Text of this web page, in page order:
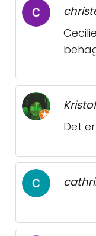
Det